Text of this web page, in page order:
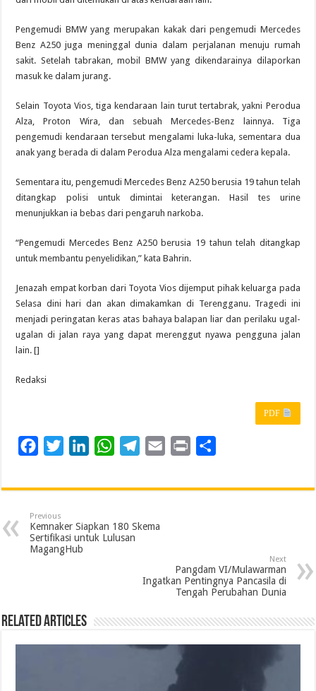
Pengemudi BMW yang merupakan kakak dari pengemudi Mercedes
Benz A250 juga meninggal dunia dalam perjalanan menuju rumah
sakit. Setelah tabrakan, mobil BMW yang dikendarainya dilaporkan
masuk ke dalam jurang.
Selain Toyota Vios, tiga kendaraan lain turut tertabrak, yakni Perodua
Alza, Proton Wira, dan sebuah Mercedes-Benz lainnya. Tiga
pengemudi kendaraan tersebut mengalami luka-luka, sementara dua
anak yang berada di dalam Perodua Alza mengalami cedera kepala.
Sementara itu, pengemudi Mercedes Benz A250 berusia 19 tahun telah
ditangkap polisi untuk dimintai keterangan. Hasil tes urine
menunjukkan ia bebas dari pengaruh narkoba.
“Pengemudi Mercedes Benz A250 berusia 19 tahun telah ditangkap
untuk membantu penyelidikan,” kata Bahrin.
Jenazah empat korban dari Toyota Vios dijemput pihak keluarga pada
Selasa dini hari dan akan dimakamkan di Terengganu. Tragedi ini
menjadi peringatan keras atas bahaya balapan liar dan perilaku ugal-
ugalan di jalan raya yang dapat merenggut nyawa pengguna jalan
lain. []
Redaksi
PDF
c
b
o
i
t
e
n
e
d
W
a
s
A
l
g
m
a
i
a
Previous
Kemnaker Siapkan 180 Skema
Sertifikasi untuk Lulusan
MagangHub
Next
Pangdam VI/Mulawarman
Ingatkan Pentingnya Pancasila di
Tengah Perubahan Dunia
Related Articles